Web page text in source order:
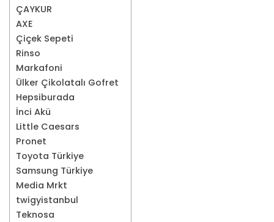
ÇAYKUR
AXE
Çiçek Sepeti
Rinso
Markafoni
Ülker Çikolatalı Gofret
Hepsiburada
İnci Akü
Little Caesars
Pronet
Toyota Türkiye
Samsung Türkiye
Media Mrkt
twigyistanbul
Teknosa